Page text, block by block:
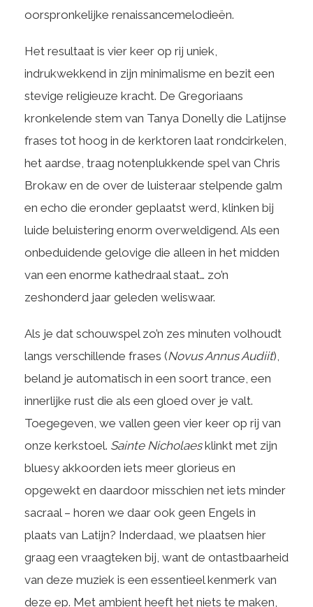
oorspronkelijke renaissancemelodieën.
Het resultaat is vier keer op rij uniek,
indrukwekkend in zijn minimalisme en bezit een
stevige religieuze kracht. De Gregoriaans
kronkelende stem van Tanya Donelly die Latijnse
frases tot hoog in de kerktoren laat rondcirkelen,
het aardse, traag notenplukkende spel van Chris
Brokaw en de over de luisteraar stelpende galm
en echo die eronder geplaatst werd, klinken bij
luide beluistering enorm overweldigend. Als een
onbeduidende gelovige die alleen in het midden
van een enorme kathedraal staat… zo’n
zeshonderd jaar geleden weliswaar.
Als je dat schouwspel zo’n zes minuten volhoudt
langs verschillende frases (Novus Annus Audiit),
beland je automatisch in een soort trance, een
innerlijke rust die als een gloed over je valt.
Toegegeven, we vallen geen vier keer op rij van
onze kerkstoel. Sainte Nicholaesklinkt met zijn
bluesy akkoorden iets meer glorieus en
opgewekt en daardoor misschien net iets minder
sacraal – horen we daar ook geen Engels in
plaats van Latijn? Inderdaad, we plaatsen hier
graag een vraagteken bij, want de ontastbaarheid
van deze muziek is een essentieel kenmerk van
deze ep. Met ambient heeft het niets te maken,